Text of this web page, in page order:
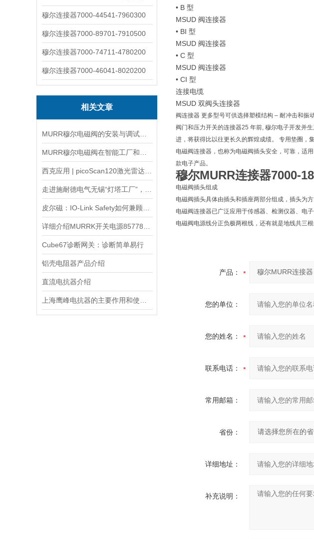
穆尔连接器7000-44541-7960300
穆尔连接器7000-89701-7910500
穆尔连接器7000-74711-4780200
穆尔连接器7000-46041-8020200
相关文章
Cube67诊断网关：诊断简单易行
铝壳电阻器产品介绍
直流电抗器介绍
• B 型
MSUD 阀连接器
• BI 型
MSUD 阀连接器
• C 型
MSUD 阀连接器
• CI 型
连接电缆
MSUD 双阀头连接器
阀连接器 更多型号可供选择塑模结构 – 耐冲击和振
阀门和压力开关的连接器25 年前, 穆尔电子开发并
进，将获得比以往更长久的辉煌成绩。 专用垫圈，
电磁阀连接器，也称为电磁阀插头安全，可靠，适
款电子产品。
穆尔MURR连接器7000-
电磁阀插头组成
电磁阀插头具体由插头和插座两部分组成，插头为
电磁阀连接器已广泛应用于传感器、检测仪器、电
电磁阀电源线分正负极两根线，还有就是地线共三
产品：
您的单位：
您的姓名：
联系电话：
常用邮箱：
省份：
详细地址：
补充说明：